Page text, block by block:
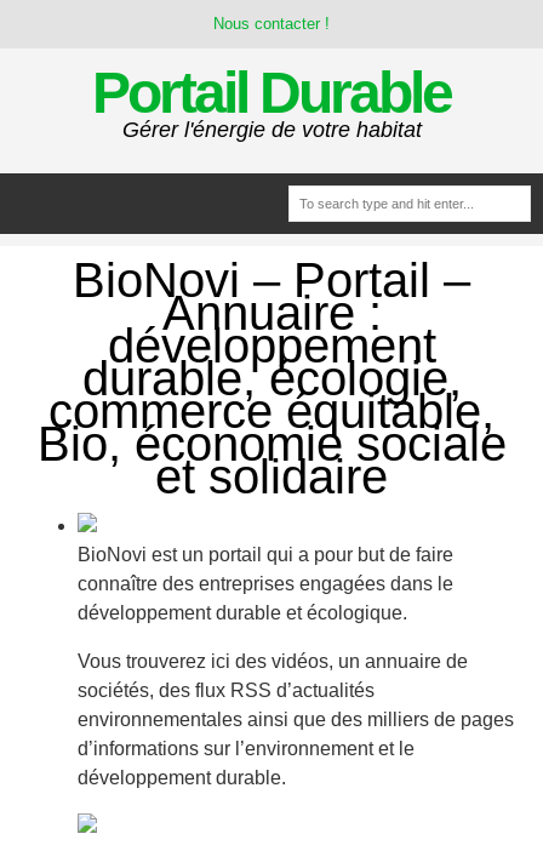
Nous contacter !
Portail Durable
Gérer l'énergie de votre habitat
BioNovi – Portail –
Annuaire :
développement
durable, écologie,
commerce équitable,
Bio, économie sociale
et solidaire
BioNovi est un portail qui a pour but de faire
connaître des entreprises engagées dans le
développement durable et écologique.
Vous trouverez ici des vidéos, un annuaire de
sociétés, des flux RSS d’actualités
environnementales ainsi que des milliers de pages
d’informations sur l’environnement et le
développement durable.